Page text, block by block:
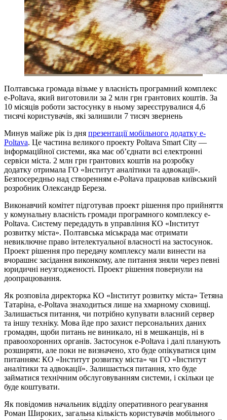
Полтавська громада візьме у власність програмний комплекс
e-Poltava, який виготовили за 2 млн грн грантових коштів. За
10 місяців роботи застосунку в ньому зареєструвалися 4,6
тисячі користувачів, які залишили 7 тисяч звернень
Минув майже рік із дня презентації мобільного додатку e-
Poltava. Це частина великого проекту Poltava Smart City —
інформаційної системи, яка має об’єднати всі електронні
сервіси міста. 2 млн грн грантових коштів на розробку
додатку отримала ГО «Інститут аналітики та адвокації».
Безпосередньо над створенням e-Poltava працював київський
розробник Олександр Береза.
Виконавчий комітет підготував проект рішення про прийняття
у комунальну власність громади програмного комплексу e-
Poltava. Систему передадуть в управління КО «Інститут
розвитку міста». Полтавська міськрада має отримати
невиключне право інтелектуальної власності на застосунок.
Проект рішення про передачу комплексу мали винести на
вчорашнє засідання виконкому, але питання зняли через певні
юридичні неузгодженості. Проект рішення повернули на
доопрацювання.
Як розповіла директорка КО «Інститут розвитку міста» Тетяна
Татаріна, e-Poltava знаходиться лише на хмарному сховищі.
Залишається питання, чи потрібно купувати власний сервер
та іншу техніку. Мова йде про захист персональних даних
громадян, щоби питань не виникало, ні в мешканців, ні в
правоохоронних органів. Застосунок e-Poltava і далі планують
розширяти, але поки не визначено, хто буде опікуватися цим
питанням: КО «Інститут розвитку міста» чи ГО «Інститут
аналітики та адвокації». Залишається питання, хто буде
займатися технічним обслуговуванням системи, і скільки це
буде коштувати.
Як повідомив начальник відділу оперативного реагування
Роман Широких, загальна кількість користувачів мобільного